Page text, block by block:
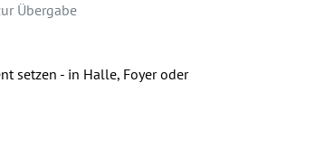
Übergabe
setzen - in Halle, Foyer oder